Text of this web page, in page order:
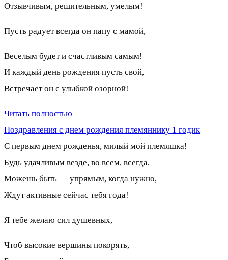
Отзывчивым, решительным, умелым!
Пусть радует всегда он папу с мамой,
Веселым будет и счастливым самым!
И каждый день рождения пусть свой,
Встречает он с улыбкой озорной!
Читать полностью
Поздравления с днем рождения племяннику 1 годик
С первым днем рожденья, милый мой племяшка!
Будь удачливым везде, во всем, всегда,
Можешь быть — упрямым, когда нужно,
Ждут активные сейчас тебя года!
Я тебе желаю сил душевных,
Чтоб высокие вершины покорять,